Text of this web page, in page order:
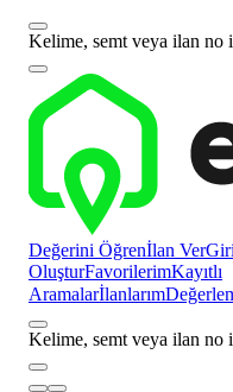
Kelime, semt veya ilan no
Değerini Öğrenİlan Ver
OluşturFavorilerimKayıtlı
Aramalarİlanlarım
Kelime, semt veya ilan no